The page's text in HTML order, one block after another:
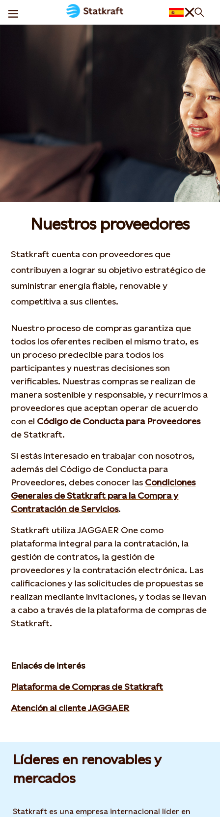
Nuestros proveedores
Statkraft cuenta con proveedores que
contribuyen a lograr su objetivo estratégico de
suministrar energía fiable, renovable y
competitiva a sus clientes.
Nuestro proceso de compras garantiza que
todos los oferentes reciben el mismo trato, es
un proceso predecible para todos los
participantes y nuestras decisiones son
verificables. Nuestras compras se realizan de
manera sostenible y responsable, y recurrimos a
proveedores que aceptan operar de acuerdo
con el Código de Conducta para Proveedores
de Statkraft.
Si estás interesado en trabajar con nosotros,
además del Código de Conducta para
Proveedores, debes conocer las Condiciones
Generales de Statkraft para la Compra y
Contratación de Servicios.
Statkraft utiliza JAGGAER One como
plataforma integral para la contratación, la
gestión de contratos, la gestión de
proveedores y la contratación electrónica. Las
calificaciones y las solicitudes de propuestas se
realizan mediante invitaciones, y todas se llevan
a cabo a través de la plataforma de compras de
Statkraft.
Enlacés de interés
Plataforma de Compras de Statkraft
Atención al cliente JAGGAER
Líderes en renovables y
mercados
Statkraft es una empresa internacional líder en